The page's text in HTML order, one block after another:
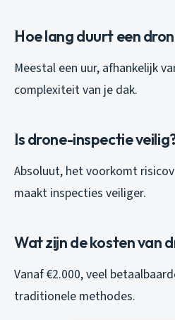
Hoe lang duurt een
Meestal een uur, afhankelijk
complexiteit van je dak.
Is drone-inspectie
Absoluut, het voorkomt
maakt inspecties veiliger.
Wat zijn de kosten van
Vanaf €2.000, veel
traditionele methodes.